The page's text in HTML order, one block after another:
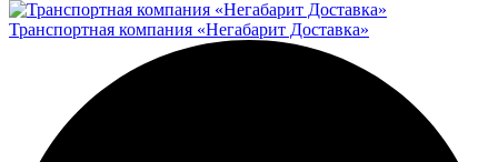
Транспортная компания «Негабарит Доставка»